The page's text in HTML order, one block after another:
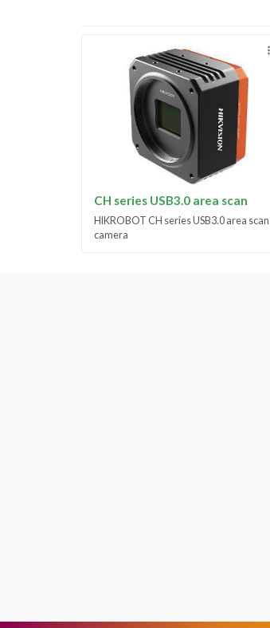
CH series USB3.0 area scan
HIKROBOT CH series USB3.0 area scan
camera